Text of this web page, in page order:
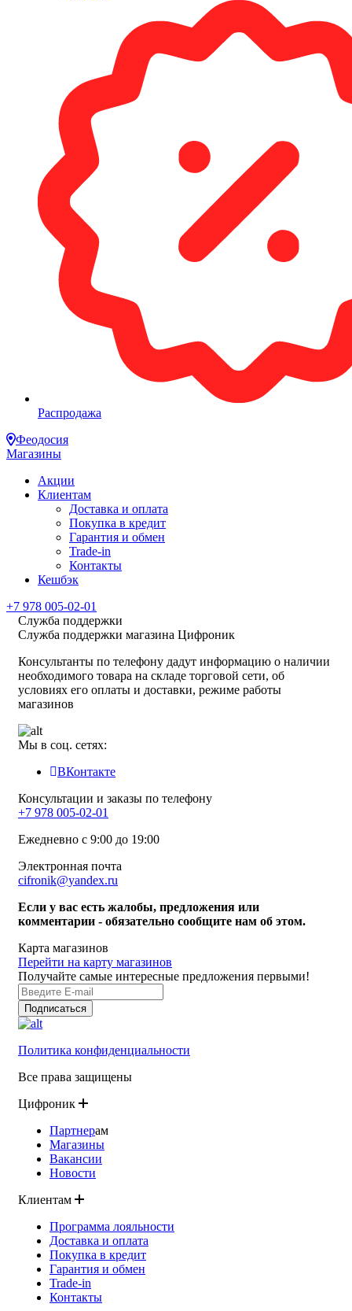
Распродажа
Феодосия
Магазины
Акции
Клиентам
Доставка и оплата
Покупка в кредит
Гарантия и обмен
Trade-in
Контакты
Кешбэк
+7 978 005-02-01
Служба поддержки
Служба поддержки магазина Цифроник
Консультанты по телефону дадут информацию о наличии
необходимого товара на складе торговой сети, об
условиях его оплаты и доставки, режиме работы
магазинов
Мы в соц. сетях:
ВКонтакте
Консультации и заказы по телефону
+7 978 005-02-01
Ежедневно с 9:00 до 19:00
Электронная почта
cifronik@yandex.ru
Если у вас есть жалобы, предложения или
комментарии - обязательно сообщите нам об этом.
Карта магазинов
Перейти на карту магазинов
Получайте самые интересные предложения первыми!
Подписаться
Политика конфиденциальности
Все права защищены
Цифроник
Партнерам
Магазины
Вакансии
Новости
Клиентам
Программа лояльности
Доставка и оплата
Покупка в кредит
Гарантия и обмен
Trade-in
Контакты